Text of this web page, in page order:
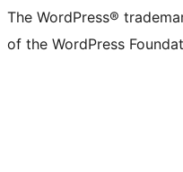
The WordPress®
of the WordPress